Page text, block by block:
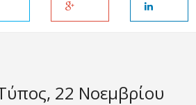
22 Νοεμβρίου